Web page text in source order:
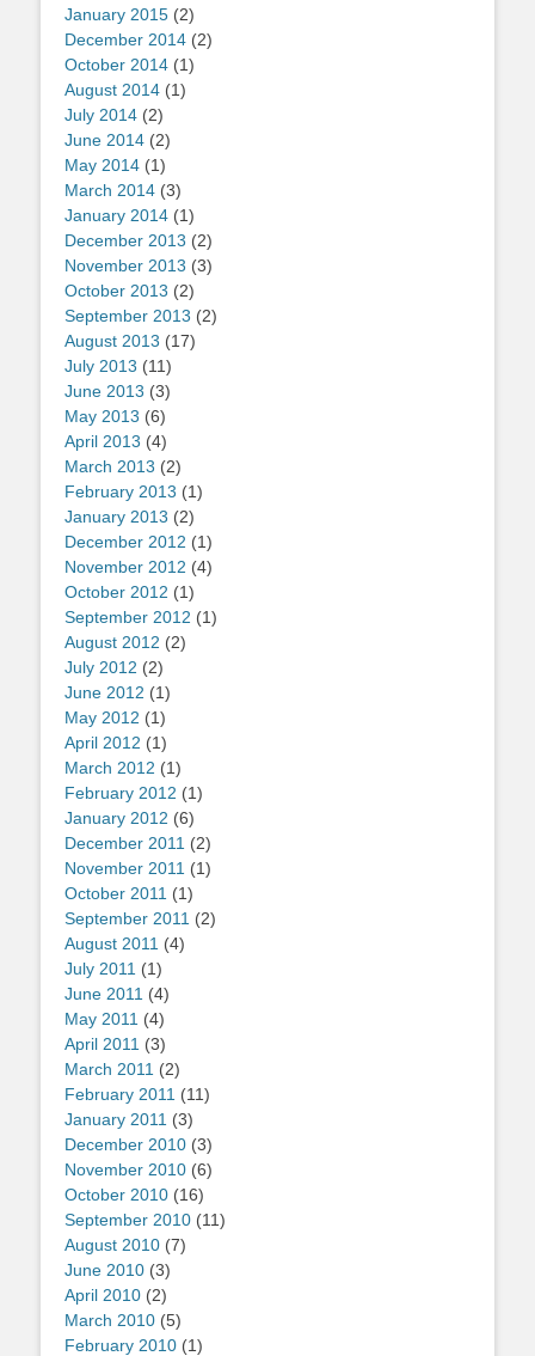
January 2015 (2)
December 2014 (2)
October 2014 (1)
August 2014 (1)
July 2014 (2)
June 2014 (2)
May 2014 (1)
March 2014 (3)
January 2014 (1)
December 2013 (2)
November 2013 (3)
October 2013 (2)
September 2013 (2)
August 2013 (17)
July 2013 (11)
June 2013 (3)
May 2013 (6)
April 2013 (4)
March 2013 (2)
February 2013 (1)
January 2013 (2)
December 2012 (1)
November 2012 (4)
October 2012 (1)
September 2012 (1)
August 2012 (2)
July 2012 (2)
June 2012 (1)
May 2012 (1)
April 2012 (1)
March 2012 (1)
February 2012 (1)
January 2012 (6)
December 2011 (2)
November 2011 (1)
October 2011 (1)
September 2011 (2)
August 2011 (4)
July 2011 (1)
June 2011 (4)
May 2011 (4)
April 2011 (3)
March 2011 (2)
February 2011 (11)
January 2011 (3)
December 2010 (3)
November 2010 (6)
October 2010 (16)
September 2010 (11)
August 2010 (7)
June 2010 (3)
April 2010 (2)
March 2010 (5)
February 2010 (1)